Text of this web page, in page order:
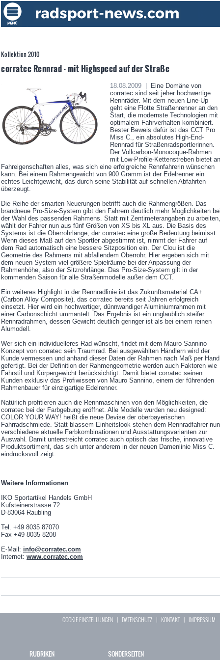
Kollektion 2010
corratec Rennrad - mit Highspeed auf der Straße
18.08.2009 |
Eine Domäne von
corratec sind seit jeher hochwertige
Rennräder. Mit dem neuen Line-Up
geht eine Flotte Straßenrenner an den
Start, die modernste Technologien mit
optimalem Fahrverhalten kombiniert.
Bester Beweis dafür ist das CCT Pro
Miss C., ein absolutes High-End-
Rennrad für Straßenradsportlerinnen.
Der Vollcarbon-Monocoque-Rahmen
mit Low-Profile-Kettenstreben bietet an
Fahreigenschaften alles, was sich eine erfolgreiche Rennfahrerin wünschen
kann. Bei einem Rahmengewicht von 900 Gramm ist der Edelrenner ein
echtes Leichtgewicht, das durch seine Stabilität auf schnellen Abfahrten
überzeugt.
Die Reihe der smarten Neuerungen betrifft auch die Rahmengrößen. Das
brandneue Pro-Size-System gibt den Fahrern deutlich mehr Möglichkeiten
der Wahl des passenden Rahmens. Statt mit Zentimeterangaben zu arbeiten,
wählt der Fahrer nun aus fünf Größen von XS bis XL aus. Die Basis des
Systems ist die Oberrohrlänge, der corratec eine große Bedeutung beimisst.
Wenn dieses Maß auf den Sportler abgestimmt ist, nimmt der Fahrer auf
dem Rad automatisch eine bessere Sitzposition ein. Der Clou ist die
Geometrie des Rahmens mit abfallendem Oberrohr. Hier ergeben sich mit
dem neuen System viel größere Spielräume bei der Anpassung der
Rahmenhöhe, also der Sitzrohrlänge. Das Pro-Size-System gilt in der
kommenden Saison für alle Straßenmodelle außer dem CCT.
Ein weiteres Highlight in der Rennradlinie ist das Zukunftsmaterial CA+
(Carbon Alloy Composite), das corratec bereits seit Jahren erfolgreich
einsetzt. Hier wird ein hochwertiger, dünnwandiger Aluminiumrahmen mit
einer Carbonschicht ummantelt. Das Ergebnis ist ein unglaublich steifer
Rennradrahmen, dessen Gewicht deutlich geringer ist als bei einem reinen
Alumodell.
Wer sich ein individuelleres Rad wünscht, findet mit dem Mauro-Sannino-
Konzept von corratec sein Traumrad. Bei ausgewählten Händlern wird der
Kunde vermessen und anhand dieser Daten der Rahmen nach Maß per Hand
gefertigt. Bei der Definition der Rahmengeometrie werden auch Faktoren wie
Fahrstil und Körpergewicht berücksichtigt. Damit bietet corratec seinen
Kunden exklusiv das Profiwissen von Mauro Sannino, einem der führenden
Rahmenbauer für einzigartige Edelrenner.
Natürlich profitieren auch die Rennmaschinen von den Möglichkeiten, die
corratec bei der Farbgebung eröffnet. Alle Modelle wurden neu designed:
COLOR YOUR WAY! heißt die neue Devise der oberbayerischen
Fahrradschmiede. Statt blassem Einheitslook stehen dem Rennradfahrer nun
verschiedene aktuelle Farbkombinationen und Ausstattungsvarianten zur
Auswahl. Damit unterstreicht corratec auch optisch das frische, innovative
Produktsortiment, das sich unter anderem in der neuen Damenlinie Miss C.
eindrucksvoll zeigt.
Weitere Informationen
IKO Sportartikel Handels GmbH
Kufsteinerstrasse 72
D-83064 Raubling
Tel. +49 8035 87070
Fax +49 8035 8208
E-Mail: info@corratec.com
Internet: www.corratec.com
COOKIE EINSTELLUNGEN | DATENSCHUTZ | KONTAKT| IMPRESSUM
RUBRIKEN SONDERSEITEN